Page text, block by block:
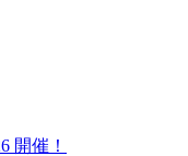
開催！